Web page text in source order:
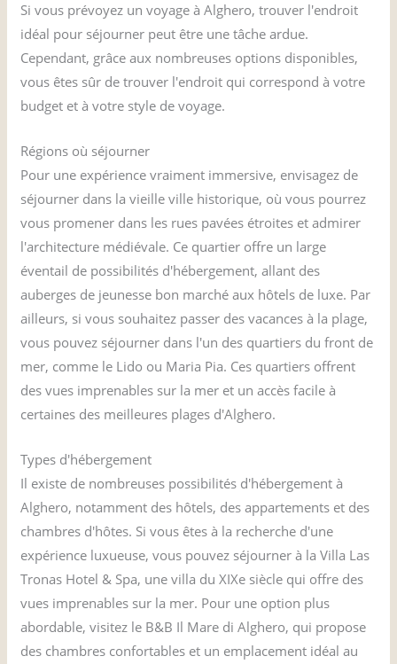
Si vous prévoyez un voyage à Alghero, trouver l'endroit
idéal pour séjourner peut être une tâche ardue.
Cependant, grâce aux nombreuses options disponibles,
vous êtes sûr de trouver l'endroit qui correspond à votre
budget et à votre style de voyage.
Régions où séjourner
Pour une expérience vraiment immersive, envisagez de
séjourner dans la vieille ville historique, où vous pourrez
vous promener dans les rues pavées étroites et admirer
l'architecture médiévale. Ce quartier offre un large
éventail de possibilités d'hébergement, allant des
auberges de jeunesse bon marché aux hôtels de luxe. Par
ailleurs, si vous souhaitez passer des vacances à la plage,
vous pouvez séjourner dans l'un des quartiers du front de
mer, comme le Lido ou Maria Pia. Ces quartiers offrent
des vues imprenables sur la mer et un accès facile à
certaines des meilleures plages d'Alghero.
Types d'hébergement
Il existe de nombreuses possibilités d'hébergement à
Alghero, notamment des hôtels, des appartements et des
chambres d'hôtes. Si vous êtes à la recherche d'une
expérience luxueuse, vous pouvez séjourner à la Villa Las
Tronas Hotel & Spa, une villa du XIXe siècle qui offre des
vues imprenables sur la mer. Pour une option plus
abordable, visitez le B&B Il Mare di Alghero, qui propose
des chambres confortables et un emplacement idéal au